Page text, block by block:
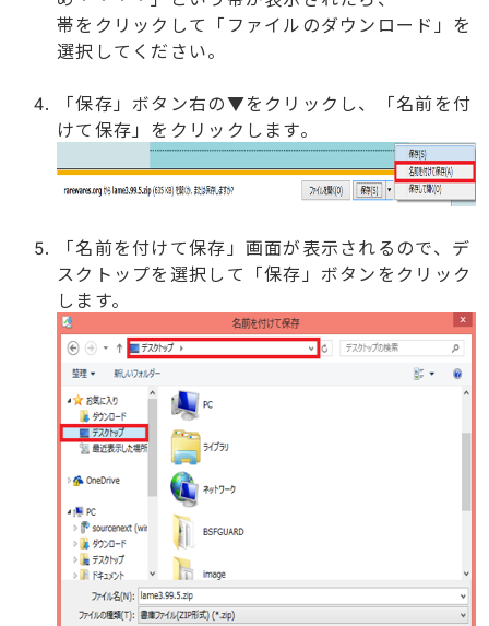
帯をクリックして「ファイルのダウンロード」を
選択してください。
「保存」ボタン右の▼をクリックし、「名前を付
けて保存」をクリックします。
「名前を付けて保存」画面が表示されるので、デ
スクトップを選択して「保存」ボタンをクリック
します。